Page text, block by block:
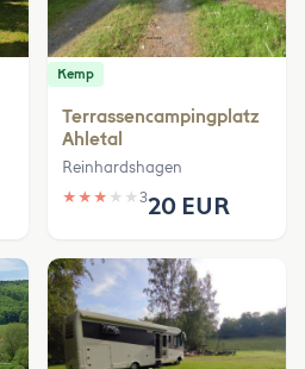
Kemp
Terrassencampingplatz
Ahletal
Reinhardshagen
★ ★ ★ ★ ★ 320 EUR